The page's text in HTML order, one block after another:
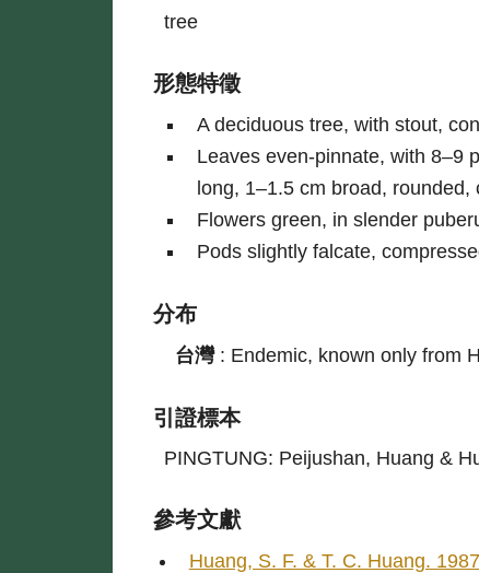
tree
形態特徵
A deciduous tree, with stout,
Leaves even-pinnate, with 8–9
long, 1–1.5 cm broad,
Flowers green, in slender
Pods slightly falcate,
分布
台灣: Endemic, known only from
引證標本
PINGTUNG: Peijushan, Huang &
參考文獻
Huang, S. F. & T. C. Huang.